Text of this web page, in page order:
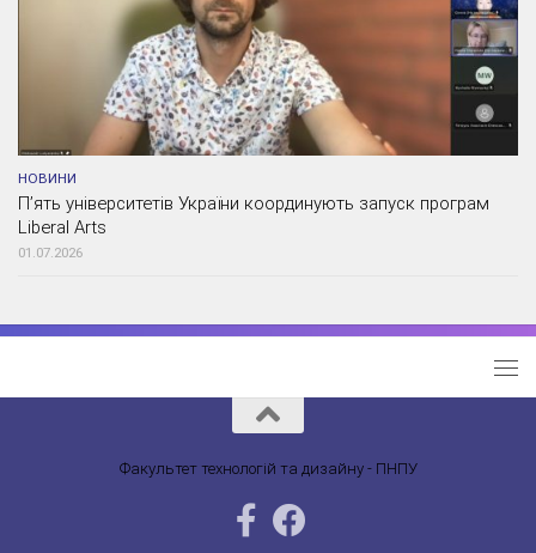
НОВИНИ
П’ять університетів України координують запуск програм
Liberal Arts
01.07.2026
Факультет технологій та дизайну - ПНПУ